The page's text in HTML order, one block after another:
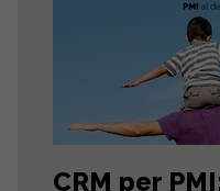
CRM per